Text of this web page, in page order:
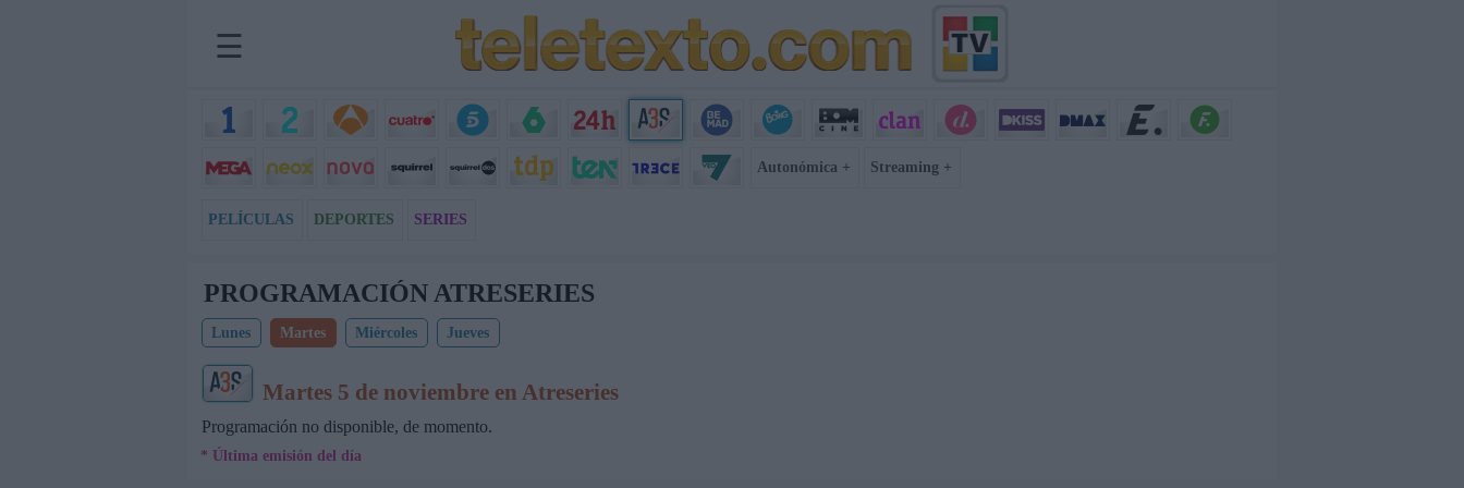
☰
Autonómica + Streaming +
PELÍCULAS DEPORTES SERIES
PROGRAMACIÓN ATRESERIES
Lunes Martes Miércoles Jueves
Martes 5 de noviembre en Atreseries
Programación no disponible, de momento.
* Última emisión del día